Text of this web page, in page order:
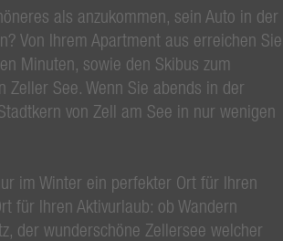
als anzukommen, sein Auto in der
Von Ihrem Apartment aus erreichen Sie
Minuten, sowie den Skibus zum
Zeller See. Wenn Sie abends in der
von Zell am See in nur wenigen
im Winter ein perfekter Ort für Ihren
für Ihren Aktivurlaub: ob Wandern
der wunderschöne Zellersee welcher